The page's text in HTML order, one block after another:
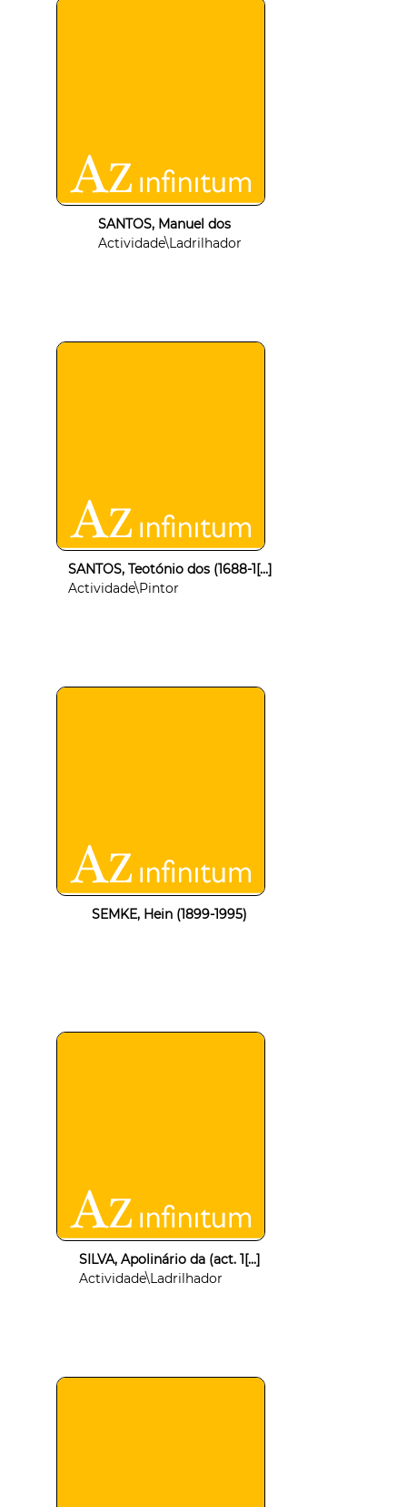
SANTOS, Manuel dos
Actividade\Ladrilhador
SANTOS, Teotónio dos (1688-1[...]
Actividade\Pintor
SEMKE, Hein (1899-1995)
SILVA, Apolinário da (act. 1[...]
Actividade\Ladrilhador